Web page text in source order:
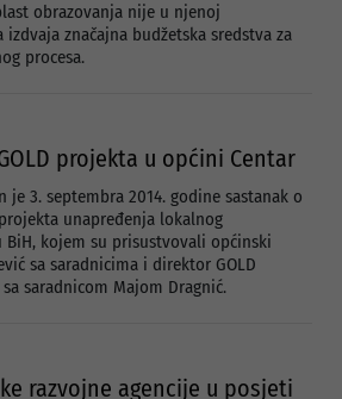
obrazovanja nije u njenoj
značajna budžetska sredstva za
procesa.
projekta u općini Centar
je 3. septembra 2014. godine sastanak o
unapređenja lokalnog
BiH, kojem su prisustvovali općinski
sa saradnicima i direktor GOLD
saradnicom Majom Dragnić.
razvojne agencije u posjeti